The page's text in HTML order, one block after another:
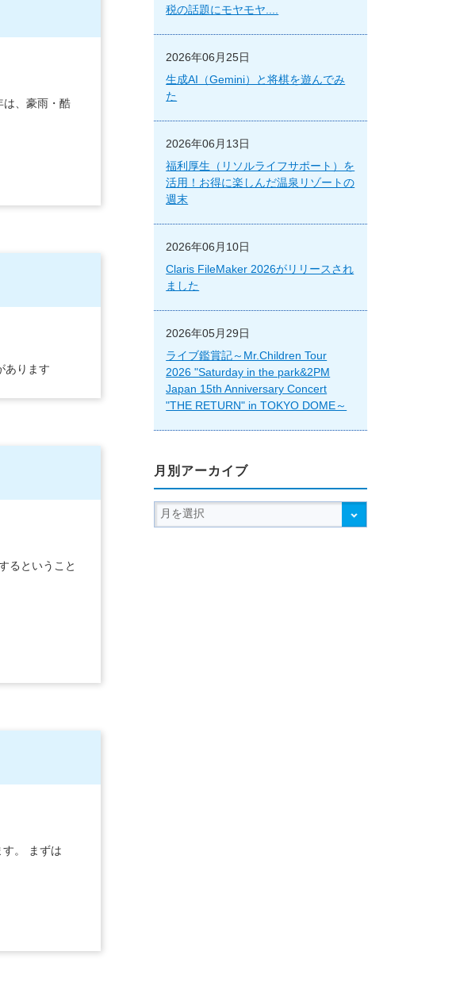
は、豪雨・酷
あります
るということ
。 まずは
税の話題にモヤモヤ....
2026年06月25日
生成AI（Gemini）と将棋を遊んでみ
た
2026年06月13日
福利厚生（リソルライフサポート）を
活用！お得に楽しんだ温泉リゾートの
週末
2026年06月10日
Claris FileMaker 2026がリリースされ
ました
2026年05月29日
ライブ鑑賞記～Mr.Children Tour
2026 "Saturday in the park&2PM
Japan 15th Anniversary Concert
"THE RETURN" in TOKYO DOME～
月別アーカイブ